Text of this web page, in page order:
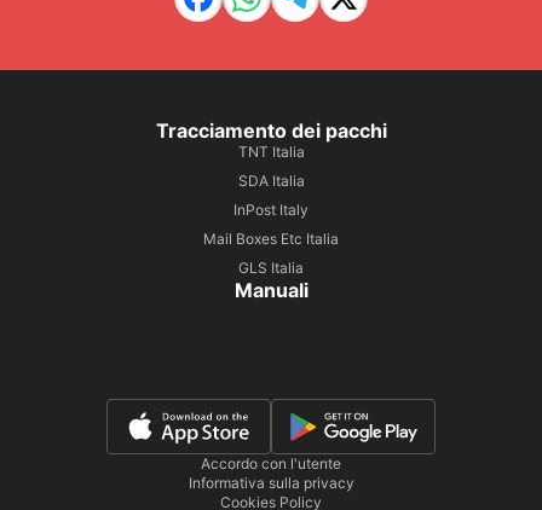
Tracciamento dei pacchi
TNT Italia
SDA Italia
InPost Italy
Mail Boxes Etc Italia
GLS Italia
Manuali
Accordo con l'utente
Informativa sulla privacy
Cookies Policy